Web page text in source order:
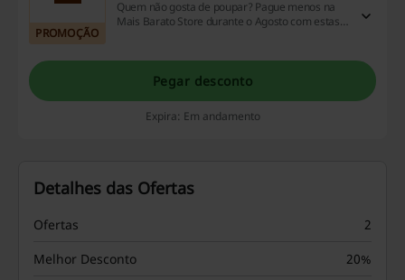
PROMOÇÃO
Quem não gosta de poupar? Pague menos na
Mais Barato Store durante o Agosto com estas
Pegar desconto
Expira: Em andamento
Detalhes das Ofertas
Ofertas
2
Melhor Desconto
20%